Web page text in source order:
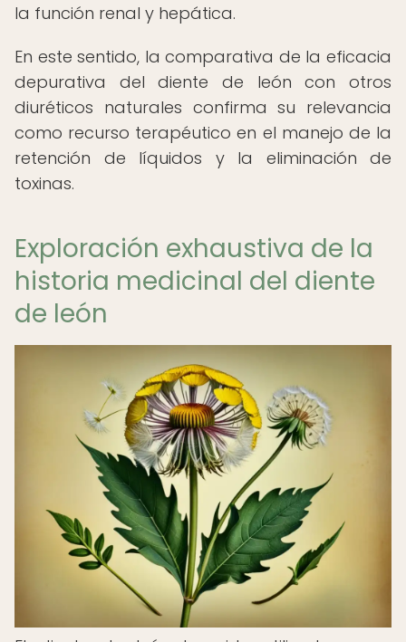
la función renal y hepática.
En este sentido, la comparativa de la eficacia
depurativa del diente de león con otros
diuréticos naturales confirma su relevancia
como recurso terapéutico en el manejo de la
retención de líquidos y la eliminación de
toxinas.
Exploración exhaustiva de la
historia medicinal del diente
de león